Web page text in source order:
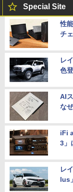
Special Site
性
チ
レ
色
AI
な
iFi
3」
レ
lus